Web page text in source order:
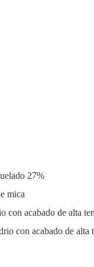
27%
mica
con acabado de alta
con acabado de alta